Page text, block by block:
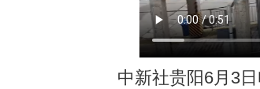
中新社贵阳6月3日